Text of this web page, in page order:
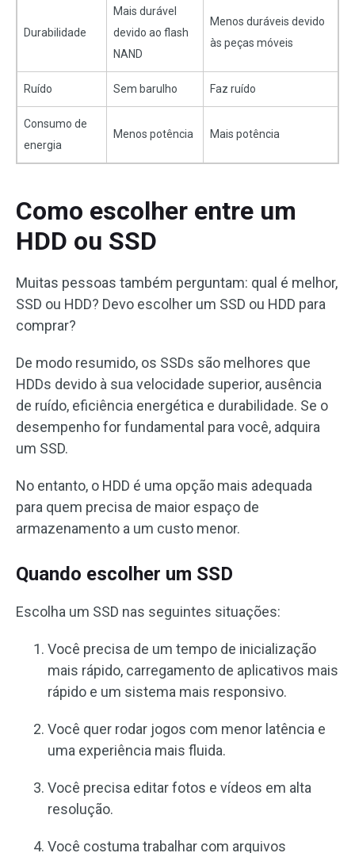
Durabilidade
Mais durável
devido ao flash
NAND
Menos duráveis devido
às peças móveis
Ruído Sem barulho Faz ruído
Consumo de
energia
Menos potência Mais potência
Como escolher entre um
HDD ou SSD
Muitas pessoas também perguntam: qual é melhor,
SSD ou HDD? Devo escolher um SSD ou HDD para
comprar?
De modo resumido, os SSDs são melhores que
HDDs devido à sua velocidade superior, ausência
de ruído, eficiência energética e durabilidade. Se o
desempenho for fundamental para você, adquira
um SSD.
No entanto, o HDD é uma opção mais adequada
para quem precisa de maior espaço de
armazenamento a um custo menor.
Quando escolher um SSD
Escolha um SSD nas seguintes situações:
Você precisa de um tempo de inicialização
mais rápido, carregamento de aplicativos mais
rápido e um sistema mais responsivo.
Você quer rodar jogos com menor latência e
uma experiência mais fluida.
Você precisa editar fotos e vídeos em alta
resolução.
Você costuma trabalhar com arquivos